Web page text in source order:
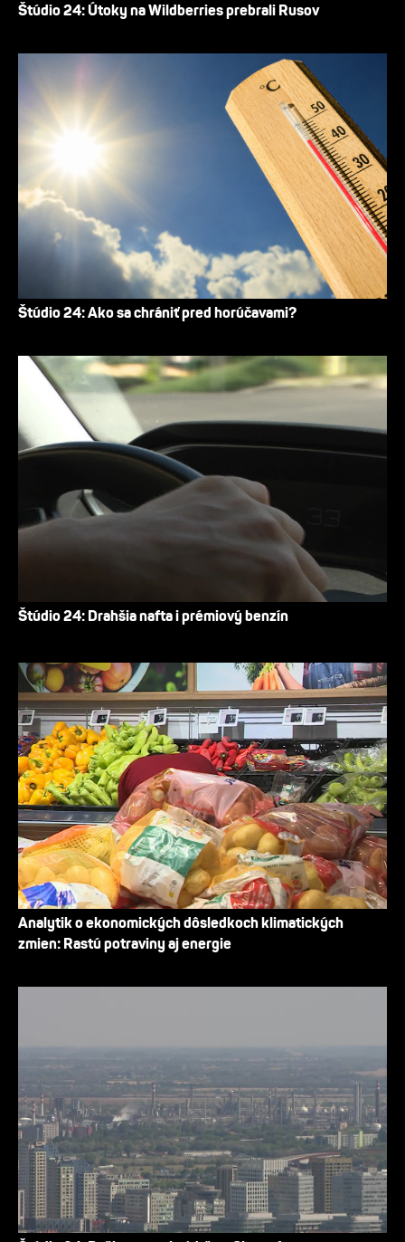
Štúdio 24: Útoky na Wildberries prebrali Rusov
Štúdio 24: Ako sa chrániť pred horúčavami?
Štúdio 24: Drahšia nafta i prémiový benzín
Analytik o ekonomických dôsledkoch klimatických
zmien: Rastú potraviny aj energie